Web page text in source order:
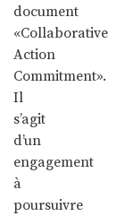
document
«Collaborative
Action
Commitment».
Il
s’agit
d’un
engagement
à
poursuivre